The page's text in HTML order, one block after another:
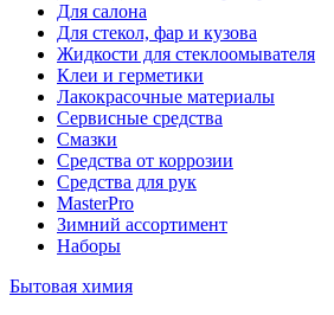
Для салона
Для стекол, фар и кузова
Жидкости для стеклоомывателя
Клеи и герметики
Лакокрасочные материалы
Сервисные средства
Смазки
Средства от коррозии
Средства для рук
MasterPro
Зимний ассортимент
Наборы
Бытовая химия